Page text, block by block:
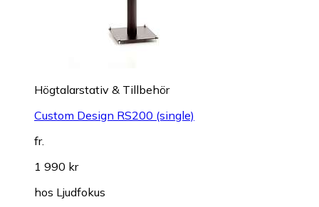
Högtalarstativ & Tillbehör
Custom Design RS200 (single)
fr.
1 990 kr
hos Ljudfokus